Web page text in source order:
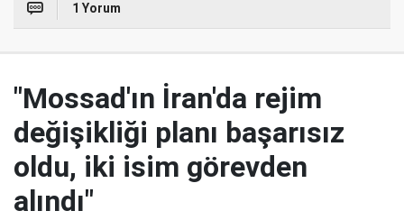
1 Yorum
"Mossad'ın İran'da rejim
değişikliği planı başarısız
oldu, iki isim görevden
alındı"